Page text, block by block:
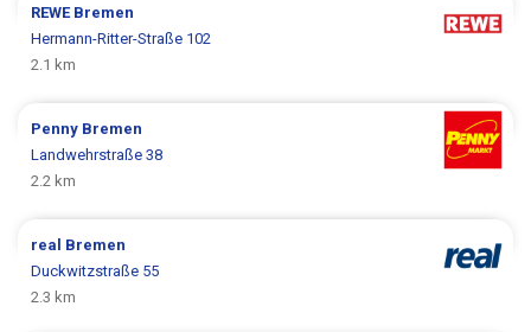
REWE Bremen
Hermann-Ritter-Straße 102
2.1 km
Penny Bremen
Landwehrstraße 38
2.2 km
real Bremen
Duckwitzstraße 55
2.3 km